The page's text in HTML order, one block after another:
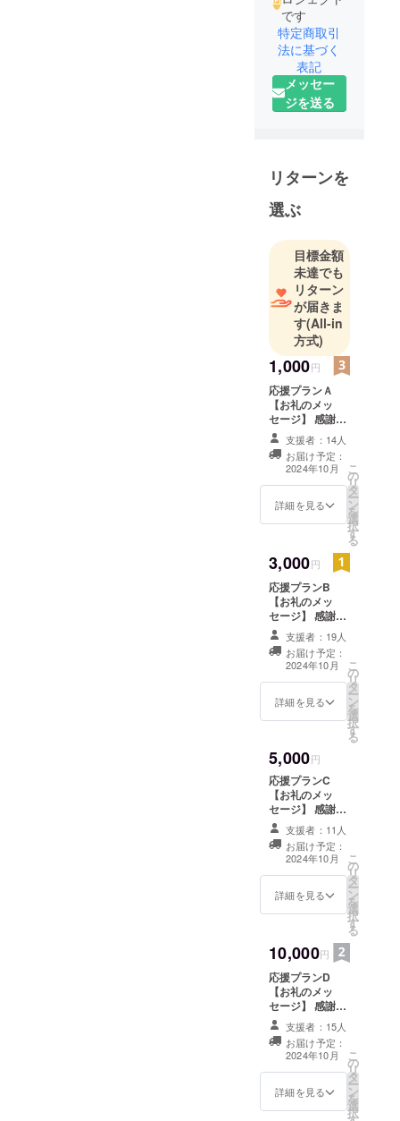
です
特定商取引
法に基づく
表記
メッセー
ジを送る
リターンを
選ぶ
目標金額
未達でも
リターン
が届きま
す(All-in
方式)
1,000円
応援プランＡ
【お礼のメッ
セージ】 感謝の
気持ちを込め
て、お礼のメッ
セージをお送り
します。 1,000
円/ 3,000
円/5,000
円/30,000円のリ
容になります。
支援者：14人
お届け予定：
2024年10月
詳細を見る
こ
の
リ
タ
ー
ン
を
選
択
す
る
3,000円
応援プランB
【お礼のメッ
セージ】 感謝の
気持ちを込め
て、お礼のメッ
セージをお送り
します。 1,000
円/ 3,000
円/5,000
円/30,000円のリ
容になります。
支援者：19人
お届け予定：
2024年10月
詳細を見る
こ
の
リ
タ
ー
ン
を
選
択
す
る
5,000円
応援プランC
【お礼のメッ
セージ】 感謝の
気持ちを込め
て、お礼のメッ
セージをお送り
します。 1,000
円/ 3,000
円/5,000
円/30,000円のリ
容になります。
支援者：11人
お届け予定：
2024年10月
詳細を見る
こ
の
リ
タ
ー
ン
を
選
択
す
る
10,000円
応援プランD
【お礼のメッ
セージ】 感謝の
気持ちを込め
て、お礼のメッ
セージをお送り
します。 1,000
円/ 3,000
円/5,000
支援者：15人
お届け予定：
2024年10月
詳細を見る
こ
の
リ
タ
ー
ン
を
選
択